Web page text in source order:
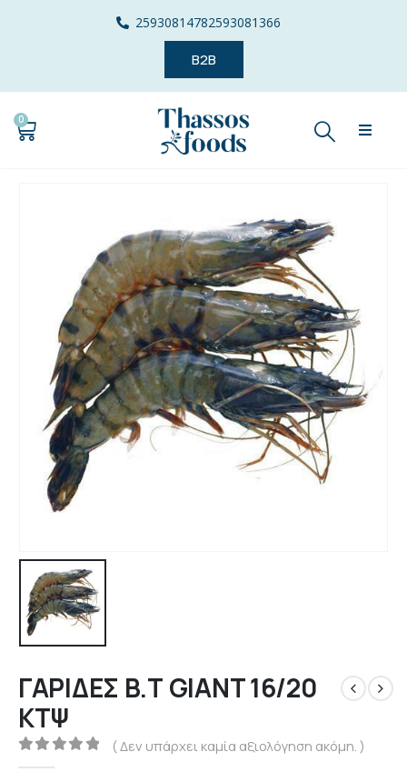
25930814782593081366
B2B
0
ΓΑΡΙΔΕΣ Β.Τ GIANT 16/20
ΚΤΨ
0out of 5
( Δεν υπάρχει καμία αξιολόγηση ακόμη. )